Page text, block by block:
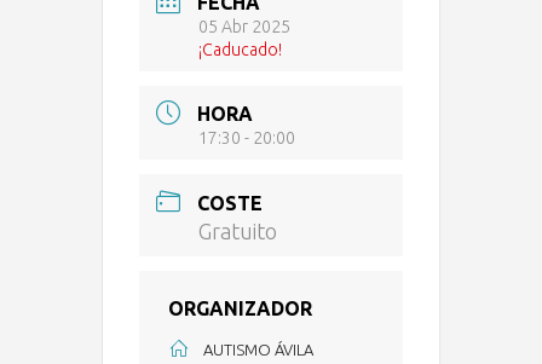
05 Abr 2025
¡Caducado!
HORA
17:30 - 20:00
COSTE
Gratuito
ORGANIZADOR
AUTISMO ÁVILA